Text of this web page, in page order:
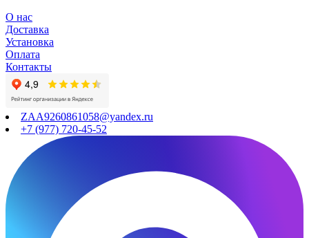
О нас
Доставка
Установка
Оплата
Контакты
ZAA9260861058@yandex.ru
+7 (977) 720-45-52